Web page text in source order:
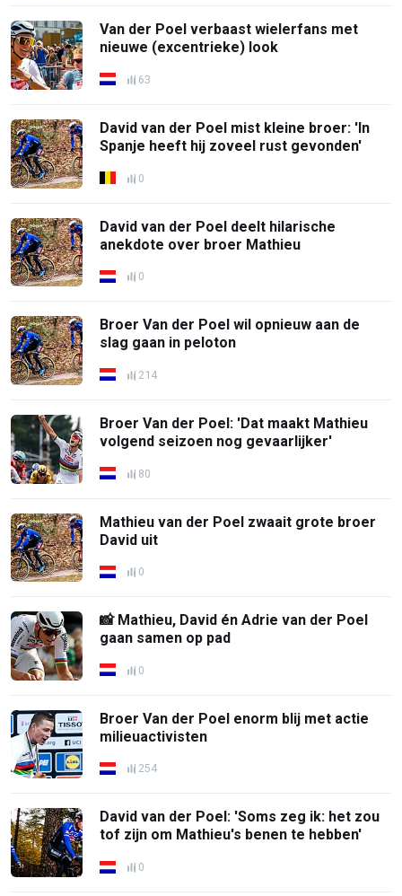
Van der Poel verbaast wielerfans met
nieuwe (excentrieke) look
63
David van der Poel mist kleine broer: 'In
Spanje heeft hij zoveel rust gevonden'
0
David van der Poel deelt hilarische
anekdote over broer Mathieu
0
Broer Van der Poel wil opnieuw aan de
slag gaan in peloton
214
Broer Van der Poel: 'Dat maakt Mathieu
volgend seizoen nog gevaarlijker'
80
Mathieu van der Poel zwaait grote broer
David uit
0
📸 Mathieu, David én Adrie van der Poel
gaan samen op pad
0
Broer Van der Poel enorm blij met actie
milieuactivisten
254
David van der Poel: 'Soms zeg ik: het zou
tof zijn om Mathieu's benen te hebben'
0